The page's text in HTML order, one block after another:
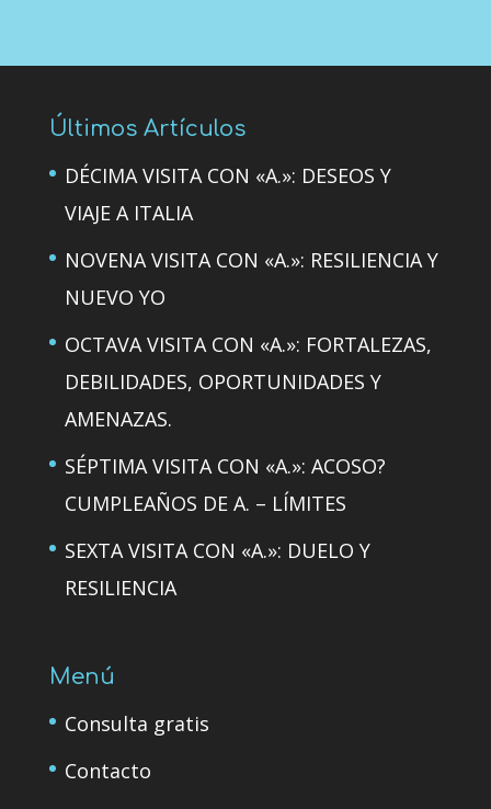
Últimos Artículos
DÉCIMA VISITA CON «A.»: DESEOS Y
VIAJE A ITALIA
NOVENA VISITA CON «A.»: RESILIENCIA Y
NUEVO YO
OCTAVA VISITA CON «A.»: FORTALEZAS,
DEBILIDADES, OPORTUNIDADES Y
AMENAZAS.
SÉPTIMA VISITA CON «A.»: ACOSO?
CUMPLEAÑOS DE A. – LÍMITES
SEXTA VISITA CON «A.»: DUELO Y
RESILIENCIA
Menú
Consulta gratis
Contacto